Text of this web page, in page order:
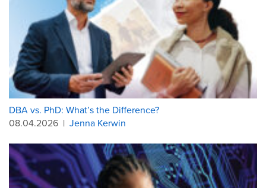
DBA vs. PhD: What’s the Difference?
08.04.2026 | Jenna Kerwin